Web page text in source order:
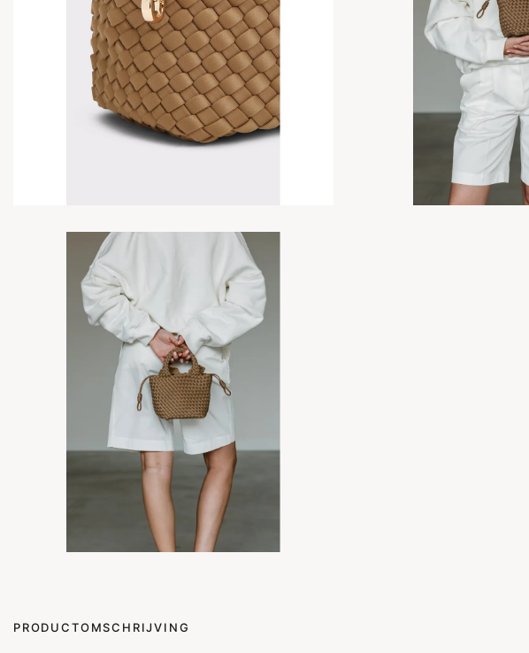
PRODUCTOMSCHRIJVING